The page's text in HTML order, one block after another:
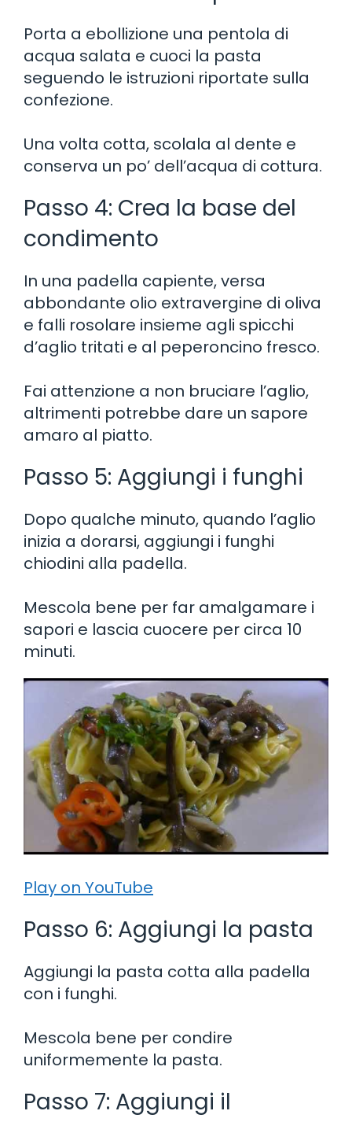
Porta a ebollizione una pentola di
acqua salata e cuoci la pasta
seguendo le istruzioni riportate sulla
confezione.
Una volta cotta, scolala al dente e
conserva un po’ dell’acqua di cottura.
Passo 4: Crea la base del
condimento
In una padella capiente, versa
abbondante olio extravergine di oliva
e falli rosolare insieme agli spicchi
d’aglio tritati e al peperoncino fresco.
Fai attenzione a non bruciare l’aglio,
altrimenti potrebbe dare un sapore
amaro al piatto.
Passo 5: Aggiungi i funghi
Dopo qualche minuto, quando l’aglio
inizia a dorarsi, aggiungi i funghi
chiodini alla padella.
Mescola bene per far amalgamare i
sapori e lascia cuocere per circa 10
minuti.
Play on YouTube
Passo 6: Aggiungi la pasta
Aggiungi la pasta cotta alla padella
con i funghi.
Mescola bene per condire
uniformemente la pasta.
Passo 7: Aggiungi il